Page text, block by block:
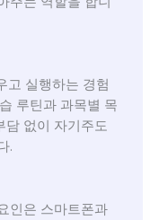
고 실행하는 경험
루틴과 과목별 목
담 없이 자기주도
.
인은 스마트폰과